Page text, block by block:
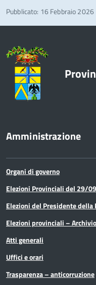
Pubblicato: 16 Febbraio 2026
Amministrazione
Organi di governo
Elezioni Provinciali del 29/
Elezioni del Presidente
Elezioni provinciali – Archivio
Atti generali
Uffici e orari
Trasparenza – anticorruzione